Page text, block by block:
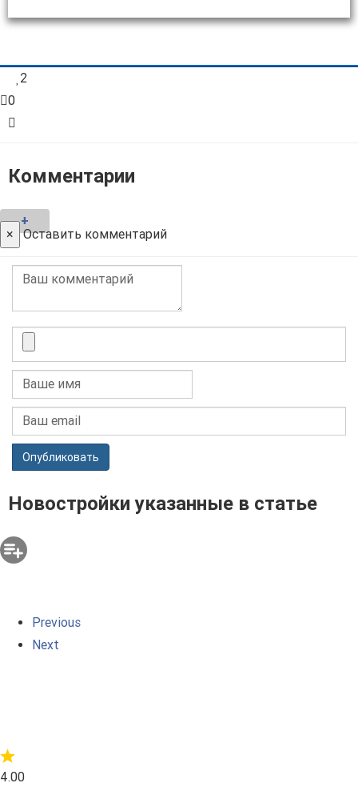
2
0
Комментарии
+
× Оставить комментарий
Опубликовать
Новостройки указанные в статье
Previous
Next
4.00